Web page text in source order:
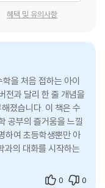
라
혜택 및 유의사항
을 처음 접하는 아이
전과 달리 한 줄 개념을
졌습니다. 이 책은 수
공부의 즐거움을 느낄
하여 초등학생뿐만 아
과의 대화를 시작하는
0 0